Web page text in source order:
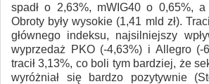
spadł o 2,63%, mWIG40 o 0,65%,
Obroty były wysokie (1,41 mld zł).
głównego indeksu, najsilniejszy
wyprzedaż PKO (-4,63%) i Allegro (-
tracił 3,13%, co boli tym bardziej, że
wyróżniał się bardzo pozytywnie